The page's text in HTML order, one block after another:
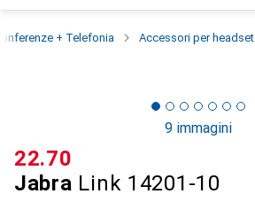
+ Telefonia Accessori per headset
9 immagini
Jabra Link 14201-10
CHF
22.70